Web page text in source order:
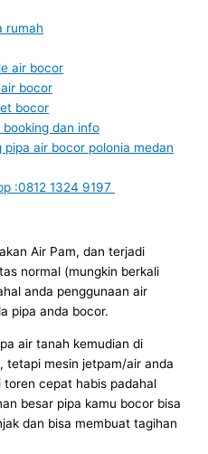
rumah
air bocor
bocor
bocor
dan info
air bocor polonia medan
:0812 1324 9197
Air Pam, dan terjadi
normal (mungkin berkali
anda penggunaan air
pipa anda bocor.
air tanah kemudian di
tetapi mesin jetpam/air anda
toren cepat habis padahal
besar pipa kamu bocor bisa
dan bisa membuat tagihan